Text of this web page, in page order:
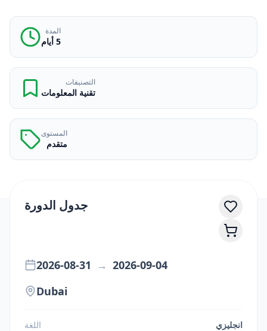
المدة
5 أيام
التصنيفات
تقنية المعلومات
المستوى
متقدم
جدول الدورة
2026-08-31 → 2026-09-04
Dubai
انجليزي
اللغة